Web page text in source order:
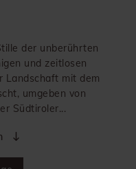
der unberührten
und zeitlosen
Landschaft mit dem
umgeben von
Südtiroler...